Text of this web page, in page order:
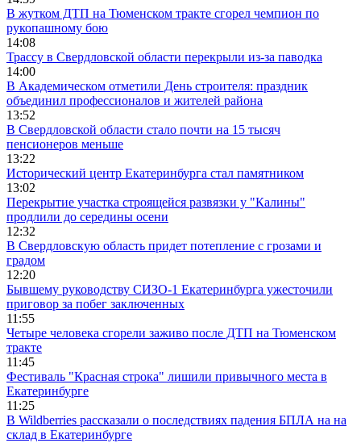
В жутком ДТП на Тюменском тракте сгорел чемпион по
рукопашному бою
14:08
Трассу в Свердловской области перекрыли из-за паводка
14:00
В Академическом отметили День строителя: праздник
объединил профессионалов и жителей района
13:52
В Свердловской области стало почти на 15 тысяч
пенсионеров меньше
13:22
Исторический центр Екатеринбурга стал памятником
13:02
Перекрытие участка строящейся развязки у "Калины"
продлили до середины осени
12:32
В Свердловскую область придет потепление с грозами и
градом
12:20
Бывшему руководству СИЗО-1 Екатеринбурга ужесточили
приговор за побег заключенных
11:55
Четыре человека сгорели заживо после ДТП на Тюменском
тракте
11:45
Фестиваль "Красная строка" лишили привычного места в
Екатеринбурге
11:25
В Wildberries рассказали о последствиях падения БПЛА на на
склад в Екатеринбурге